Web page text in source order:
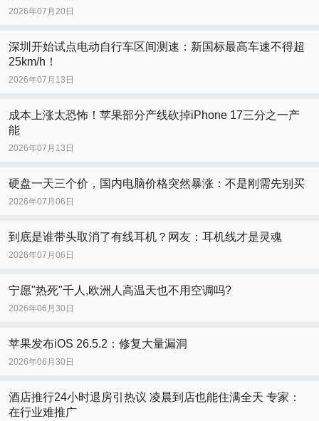
2026年07月20日
深圳开始试点电动自行车区间测速：新国标最高车速不得超
25km/h！
2026年07月13日
成本上涨太恐怖！苹果部分产线砍掉iPhone 17三分之一产
能
2026年07月13日
硬盘一天三个价，国内电脑价格突然暴涨：不是刚需先别买
2026年07月06日
到底是谁带头取消了有线耳机？网友：耳机线才是灵魂
2026年07月06日
宁愿"热死"千人,欧洲人高温天也不用空调吗?
2026年06月30日
苹果发布iOS 26.5.2：修复大量漏洞
2026年06月30日
酒店推行24小时退房引热议 凌晨到店也能住满全天 专家：
在行业难推广